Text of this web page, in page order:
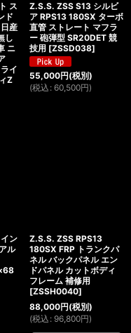
ス
ド
産
し
ニ
イ
Z
Z.S.S. ZSS S13 シルビ
ア RPS13 180SX ターボ
直管 ストレート マフラ
ー 砲弾型 SR20DET 競
技用 [ZSSD038]
55,000円(税別)
(税込 : 60,500円)
ン
ル
Z.S.S. ZSS RPS13
180SX FRP トランクパ
ネル バックパネル エン
ドパネル カットボディ
フレーム 補修用
[ZSSH0040]
88,000円(税別)
(税込 : 96,800円)